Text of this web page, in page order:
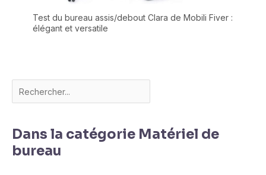
Test du bureau assis/debout Clara de Mobili Fiver :
élégant et versatile
Dans la catégorie Matériel de
bureau